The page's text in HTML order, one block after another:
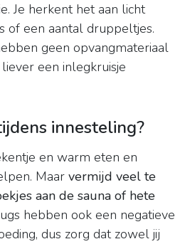
Je herkent het aan licht
of een aantal druppeltjes.
geen opvangmateriaal
een inlegkruisje
innesteling?
en warm eten en
Maar vermijd veel te
aan de sauna of hete
hebben ook een negatieve
dus zorg dat zowel jij